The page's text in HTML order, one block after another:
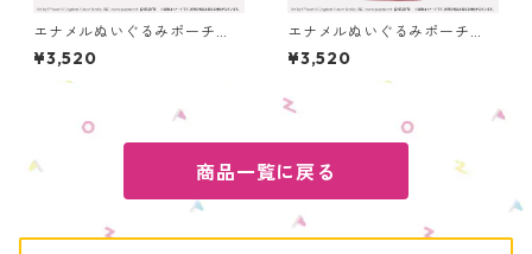
エナメルぬいぐるみポーチ
（初音ミク） OENPC-PC-H
M
¥3,520
エナメルぬいぐるみポーチ
（巡音ルカ） OENPC-PC-M
L
¥3,520
商品一覧に戻る